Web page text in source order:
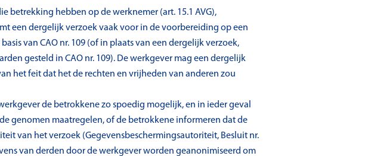
betrekking hebben op de werknemer (art. 15.1 AVG),
een dergelijk verzoek vaak voor in de voorbereiding op een
van CAO nr. 109 (of in plaats van een dergelijk verzoek,
gesteld in CAO nr. 109). De werkgever mag een dergelijk
het feit dat het de rechten en vrijheden van anderen zou
de betrokkene zo spoedig mogelijk, en in ieder geval
genomen maatregelen, of de betrokkene informeren dat de
van het verzoek (Gegevensbeschermingsautoriteit, Besluit nr.
van derden door de werkgever worden geanonimiseerd om